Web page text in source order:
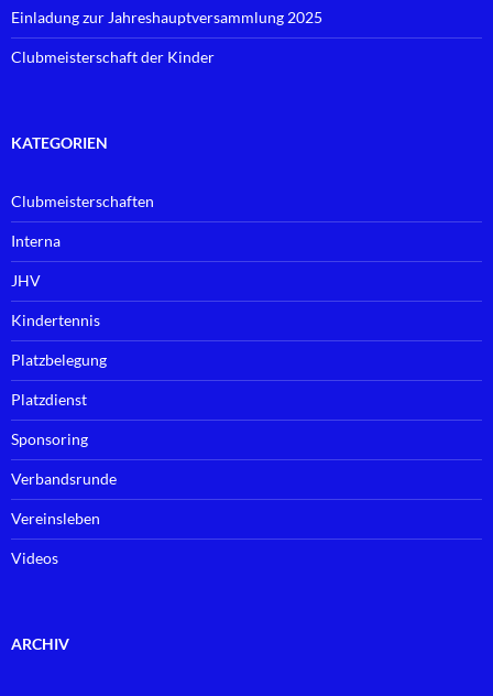
Einladung zur Jahreshauptversammlung 2025
Clubmeisterschaft der Kinder
KATEGORIEN
Clubmeisterschaften
Interna
JHV
Kindertennis
Platzbelegung
Platzdienst
Sponsoring
Verbandsrunde
Vereinsleben
Videos
ARCHIV